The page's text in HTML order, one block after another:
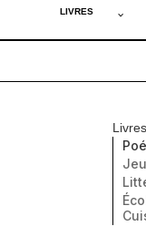
LIVRES
Livres